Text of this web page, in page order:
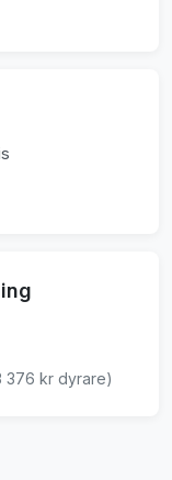
376 kr dyrare)